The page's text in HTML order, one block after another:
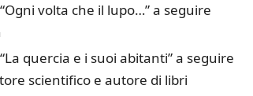
volta che il lupo…” a seguire
quercia e i suoi abitanti” a seguire
scientifico e autore di libri